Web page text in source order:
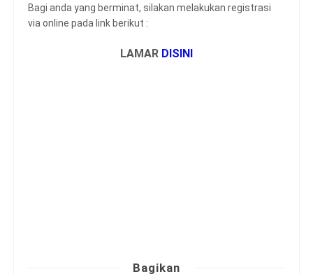
Bagi anda yang berminat, silakan melakukan registrasi
via online pada link berikut :
LAMAR DISINI
Bagikan